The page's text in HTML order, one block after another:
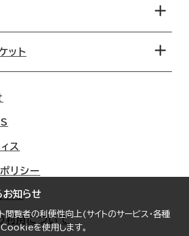
お知らせ
閲覧者の利便性向上(サイトのサービス・各種
を使用します。
す
ュレーション
ール
Q&A
ット
ス
リシー
って
用について